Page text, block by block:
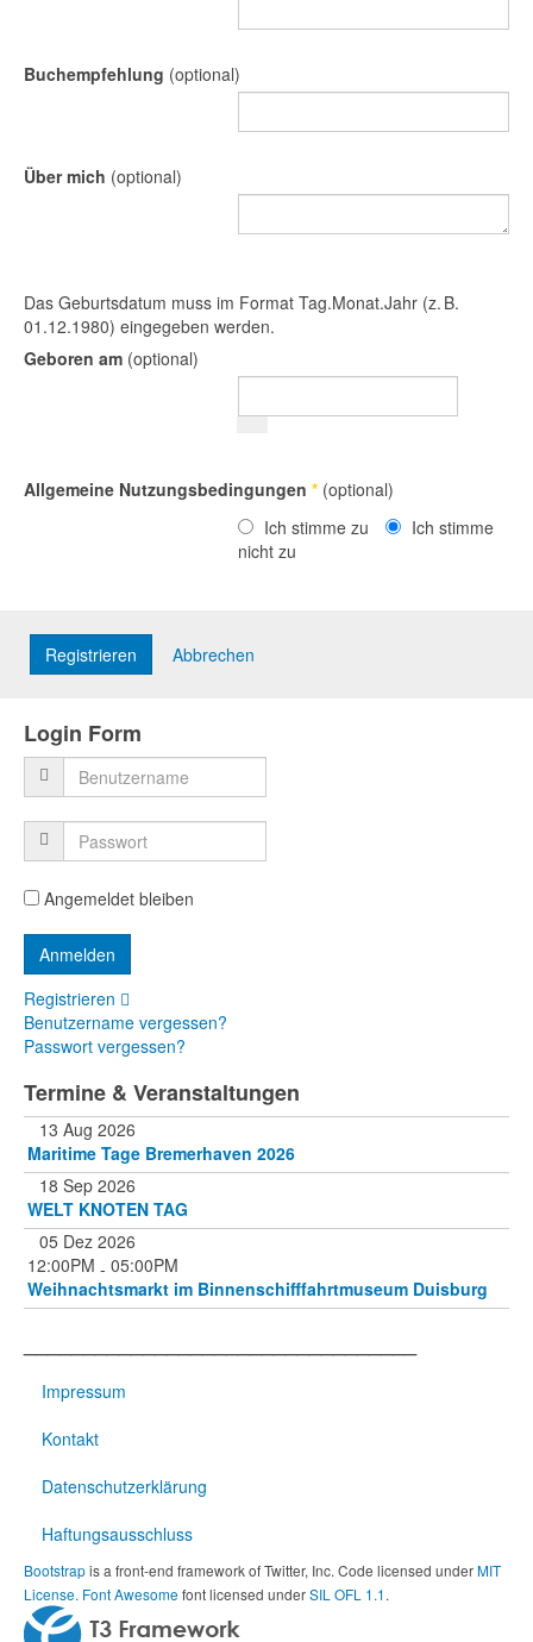
Buchempfehlung (optional)
Über mich (optional)
Das Geburtsdatum muss im Format Tag.Monat.Jahr (z. B.
01.12.1980) eingegeben werden.
Geboren am (optional)
Allgemeine Nutzungsbedingungen * (optional)
Ich stimme zu
Ich stimme
nicht zu
Registrieren Abbrechen
Login Form
Angemeldet bleiben
Registrieren
Benutzername vergessen?
Passwort vergessen?
Termine & Veranstaltungen
13 Aug 2026
Maritime Tage Bremerhaven 2026
18 Sep 2026
WELT KNOTEN TAG
05 Dez 2026
12:00PM - 05:00PM
Weihnachtsmarkt im Binnenschifffahrtmuseum Duisburg
Impressum
Kontakt
Datenschutzerklärung
Haftungsausschluss
Bootstrapis a front-end framework of Twitter, Inc. Code licensed underMIT
License. Font Awesome font licensed underSIL OFL 1.1.